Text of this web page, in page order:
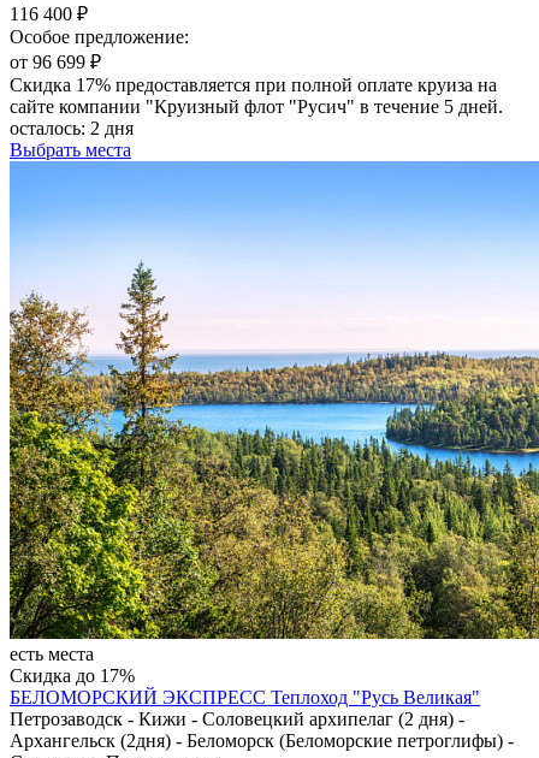
116 400 ₽
Особое предложение:
от 96 699 ₽
Скидка 17% предоставляется при полной оплате круиза на
сайте компании "Круизный флот "Русич" в течение 5 дней.
осталось: 2 дня
Выбрать места
есть места
Скидка до 17%
БЕЛОМОРСКИЙ ЭКСПРЕСС Теплоход "Русь Великая"
Петрозаводск - Кижи - Соловецкий архипелаг (2 дня) -
Архангельск (2дня) - Беломорск (Беломорские петроглифы) -